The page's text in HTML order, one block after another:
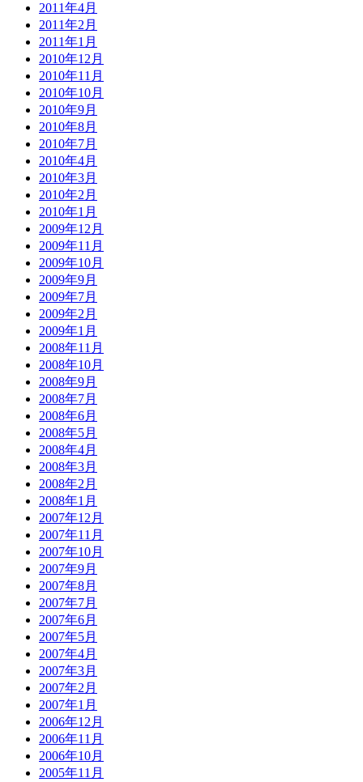
2011年4月
2011年2月
2011年1月
2010年12月
2010年11月
2010年10月
2010年9月
2010年8月
2010年7月
2010年4月
2010年3月
2010年2月
2010年1月
2009年12月
2009年11月
2009年10月
2009年9月
2009年7月
2009年2月
2009年1月
2008年11月
2008年10月
2008年9月
2008年7月
2008年6月
2008年5月
2008年4月
2008年3月
2008年2月
2008年1月
2007年12月
2007年11月
2007年10月
2007年9月
2007年8月
2007年7月
2007年6月
2007年5月
2007年4月
2007年3月
2007年2月
2007年1月
2006年12月
2006年11月
2006年10月
2005年11月